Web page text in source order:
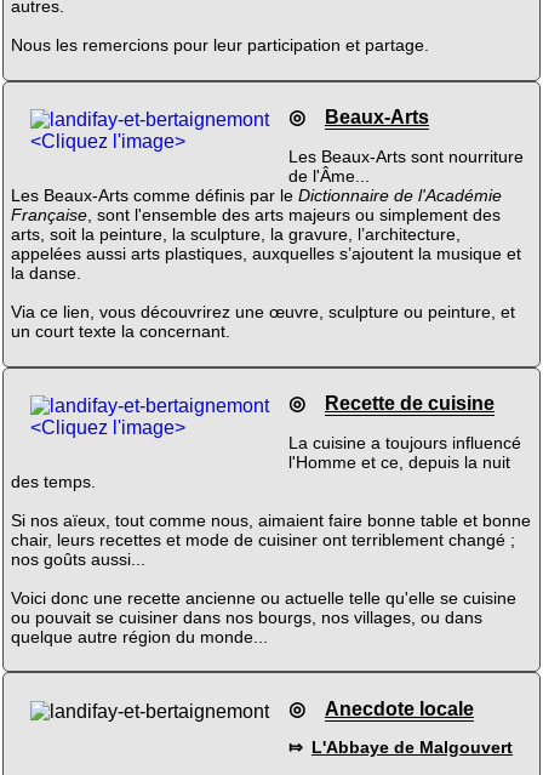
autres.
Nous les remercions pour leur participation et partage.
<Cliquez l'image>
◎ Beaux-Arts
Les Beaux-Arts sont nourriture
de l'Âme...
Les Beaux-Arts comme définis par le Dictionnaire de l'Académie
Française, sont l'ensemble des arts majeurs ou simplement des
arts, soit la peinture, la sculpture, la gravure, l’architecture,
appelées aussi arts plastiques, auxquelles s’ajoutent la musique et
la danse.
Via ce lien, vous découvrirez une œuvre, sculpture ou peinture, et
un court texte la concernant.
<Cliquez l'image>
◎ Recette de cuisine
La cuisine a toujours influencé
l'Homme et ce, depuis la nuit
des temps.
Si nos aïeux, tout comme nous, aimaient faire bonne table et bonne
chair, leurs recettes et mode de cuisiner ont terriblement changé ;
nos goûts aussi...
Voici donc une recette ancienne ou actuelle telle qu'elle se cuisine
ou pouvait se cuisiner dans nos bourgs, nos villages, ou dans
quelque autre région du monde...
◎ Anecdote locale
⤇ L'Abbaye de Malgouvert